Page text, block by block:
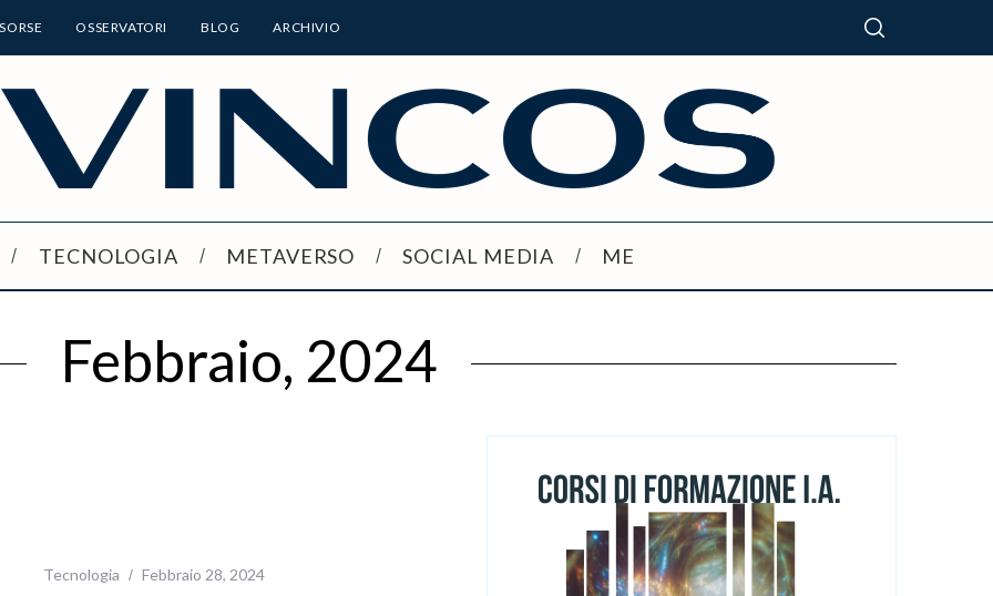
OSSERVATORI BLOG ARCHIVIO
TECNOLOGIA METAVERSO SOCIAL MEDIA ME
Febbraio, 2024
Tecnologia Febbraio 28, 2024